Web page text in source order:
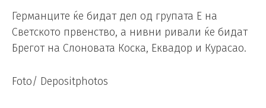
Германците ќе бидат дел од групата Е на
Светското првенство, а нивни ривали ќе бидат
Брегот на Слоновата Коска, Еквадор и Курасао.
Foto/ Depositphotos